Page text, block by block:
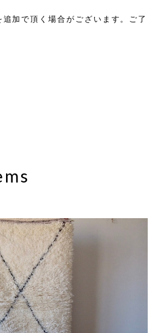
加で頂く場合がございます。ご了